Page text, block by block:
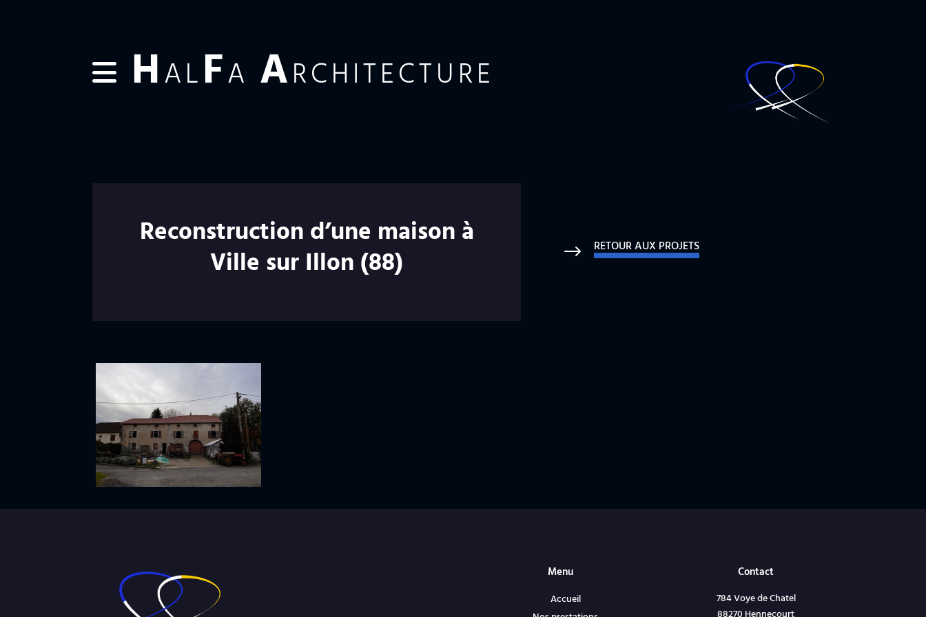
HALFA ARCHITECTURE
Reconstruction d’une maison à
Ville sur Illon (88)
$ RETOUR AUX PROJETS
Menu
Accueil
Contact
784 Voye de Chatel